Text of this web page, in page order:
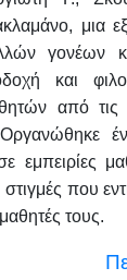
μια
γονέων
και
από τις
εμπειρίες
στιγμές που
τους.